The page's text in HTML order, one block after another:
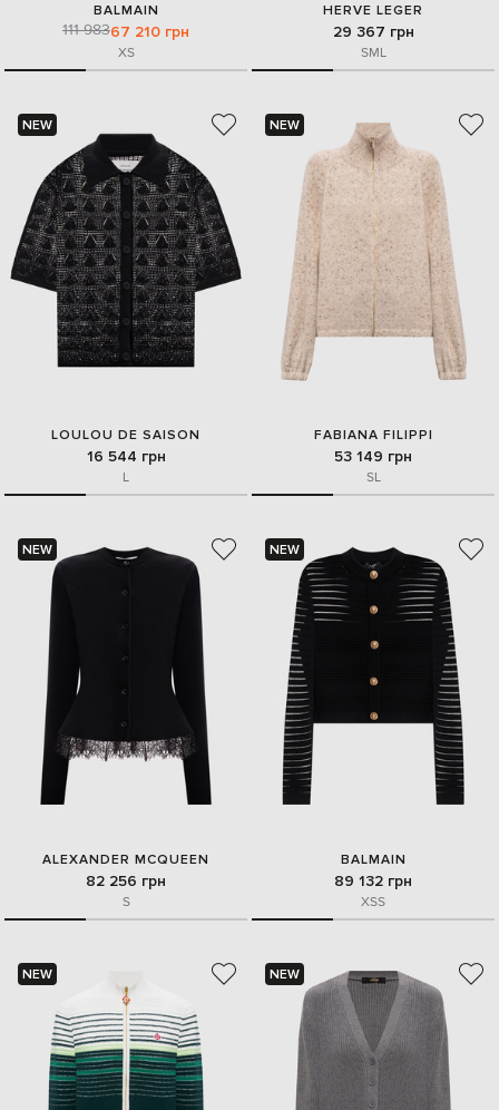
BALMAIN
111 98367 210 грн
XS
HERVE LEGER
29 367 грн
SML
NEW
LOULOU DE SAISON
16 544 грн
L
NEW
FABIANA FILIPPI
53 149 грн
SL
NEW
ALEXANDER MCQUEEN
82 256 грн
S
NEW
BALMAIN
89 132 грн
XSS
NEW NEW